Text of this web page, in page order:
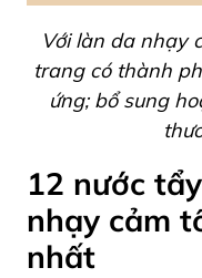
Với làn da nhạy
trang có thành
ứng; bổ sung
12 nước
nhạy cảm
nhất